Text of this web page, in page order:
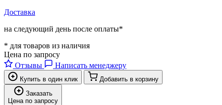
Доставка
на следующий день после оплаты*
* для товаров из наличия
Цена по запросу
Отзывы
Написать менеджеру
Купить в один клик
Добавить в корзину
Заказать
Цена по запросу